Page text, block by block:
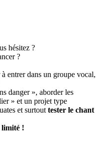
hésitez ?
?
entrer dans un groupe vocal,
danger », aborder les
» et un projet type
et surtout tester le chant
!